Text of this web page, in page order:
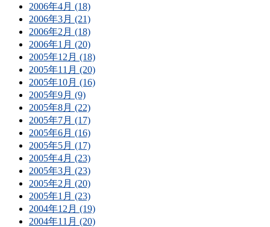
2006年4月 (18)
2006年3月 (21)
2006年2月 (18)
2006年1月 (20)
2005年12月 (18)
2005年11月 (20)
2005年10月 (16)
2005年9月 (9)
2005年8月 (22)
2005年7月 (17)
2005年6月 (16)
2005年5月 (17)
2005年4月 (23)
2005年3月 (23)
2005年2月 (20)
2005年1月 (23)
2004年12月 (19)
2004年11月 (20)